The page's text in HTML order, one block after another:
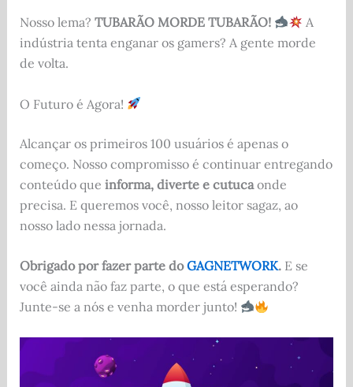
Nosso lema? TUBARÃO MORDE TUBARÃO!
A
indústria tenta enganar os gamers? A gente morde
de volta.
O Futuro é Agora!
Alcançar os primeiros 100 usuários é apenas o
começo. Nosso compromisso é continuar entregando
conteúdo que informa, diverte e cutucaonde
precisa. E queremos você, nosso leitor sagaz, ao
nosso lado nessa jornada.
Obrigado por fazer parte doGAGNETWORK.E se
você ainda não faz parte, o que está esperando?
Junte-se a nós e venha morder junto!